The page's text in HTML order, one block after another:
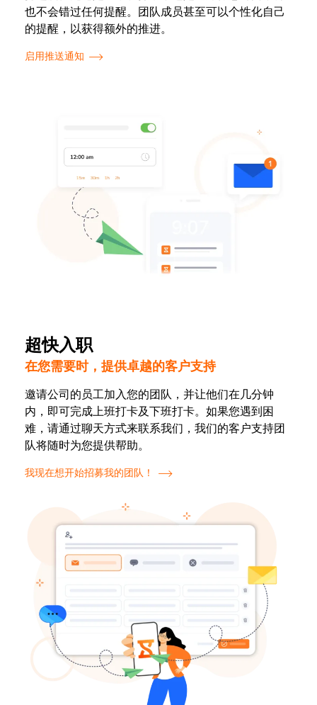
也不会错过任何提醒。团队成员甚至可以个性化自己
的提醒，以获得额外的推进。
启用推送通知
超快入职
在您需要时，提供卓越的客户支持
邀请公司的员工加入您的团队，并让他们在几分钟
内，即可完成上班打卡及下班打卡。如果您遇到困
难，请通过聊天方式来联系我们，我们的客户支持团
队将随时为您提供帮助。
我现在想开始招募我的团队！